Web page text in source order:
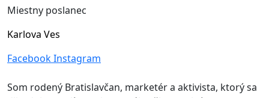
Miestny poslanec
Karlova Ves
FacebookInstagram
Som rodený Bratislavčan, marketér a aktivista, ktorý sa